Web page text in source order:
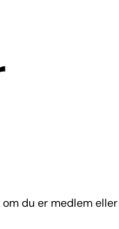
du er medlem